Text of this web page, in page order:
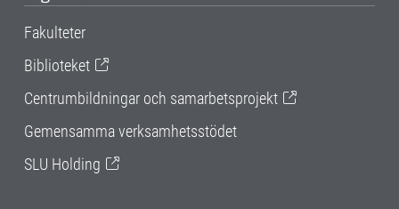
Fakulteter
Biblioteket
Centrumbildningar och samarbetsprojekt
Gemensamma verksamhetsstödet
SLU Holding